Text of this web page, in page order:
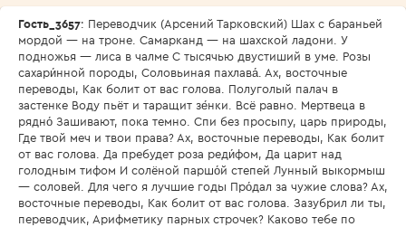
Гость_3657: Переводчик (Арсений Тарковский) Шах с бараньей
мордой — на троне. Самарканд — на шахской ладони. У
подножья — лиса в чалме С тысячью двустиший в уме. Розы
сахари́нной породы, Соловьиная пахлава́. Ах, восточные
переводы, Как болит от вас голова. Полуголый палач в
застенке Воду пьёт и таращит зе́нки. Всё равно. Мертвеца в
рядно́ Зашивают, пока темно. Спи без просыпу, царь природы,
Где твой меч и твои права? Ах, восточные переводы, Как болит
от вас голова. Да пребудет роза реди́фом, Да царит над
голодным тифом И солёной паршо́й степей Лунный выкормыш
— соловей. Для чего я лучшие годы Про́дал за чужие слова? Ах,
восточные переводы, Как болит от вас голова. Зазубрил ли ты,
переводчик, Арифметику парных строчек? Каково тебе по